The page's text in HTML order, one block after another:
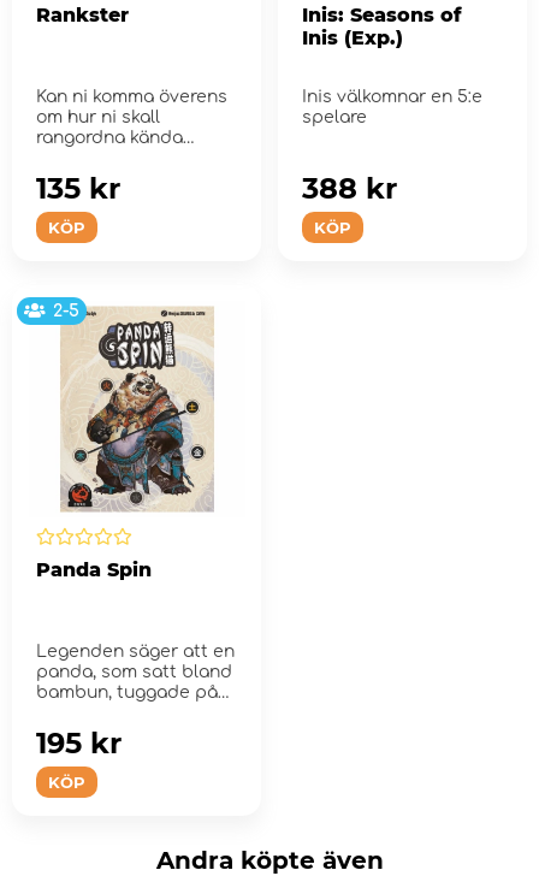
Rankster
Kan ni komma överens
om hur ni skall
rangordna kända
KÖP
135 kr
Inis: Seasons of
Inis (Exp.)
Inis välkomnar en 5:e
spelare
KÖP
388 kr
2-5
Panda Spin
Legenden säger att en
panda, som satt bland
bambun, tuggade på
KÖP
195 kr
Andra köpte även